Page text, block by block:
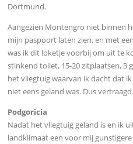
Dortmund.
Aangezien Montengro niet binnen
mijn paspoort laten zien, en met
was ik dit loketje voorbij om uit te
stinkend toilet, 15-20 zitplaatsen, 3
het vliegtuig waarvan ik dacht dat
niet eens geland was. Dus vertraagd.
Podgoricia
Nadat het vliegtuig geland is en ik
landklimaat een voor mij